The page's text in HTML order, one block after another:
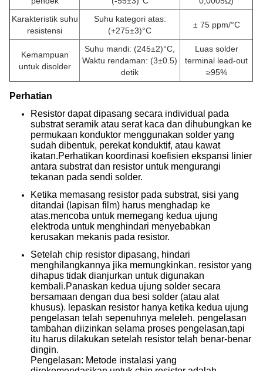
Karakteristik suhu
resistensi
Suhu kategori atas:
(+275±3)°C
± 75 ppm/°C
Kemampuan
untuk disolder
Suhu mandi: (245±2)°C,
Waktu rendaman: (3±0.5)
detik
Luas solder
terminal lead-out
≥95%
Perhatian
Resistor dapat dipasang secara individual pada
substrat seramik atau serat kaca dan dihubungkan ke
permukaan konduktor menggunakan solder yang
sudah dibentuk, perekat konduktif, atau kawat
ikatan.Perhatikan koordinasi koefisien ekspansi linier
antara substrat dan resistor untuk mengurangi
tekanan pada sendi solder.
Ketika memasang resistor pada substrat, sisi yang
ditandai (lapisan film) harus menghadap ke
atas.mencoba untuk memegang kedua ujung
elektroda untuk menghindari menyebabkan
kerusakan mekanis pada resistor.
Setelah chip resistor dipasang, hindari
menghilangkannya jika memungkinkan. resistor yang
dihapus tidak dianjurkan untuk digunakan
kembali.Panaskan kedua ujung solder secara
bersamaan dengan dua besi solder (atau alat
khusus). lepaskan resistor hanya ketika kedua ujung
pengelasan telah sepenuhnya meleleh. pengelasan
tambahan diizinkan selama proses pengelasan,tapi
itu harus dilakukan setelah resistor telah benar-benar
dingin.
Pengelasan: Metode instalasi yang